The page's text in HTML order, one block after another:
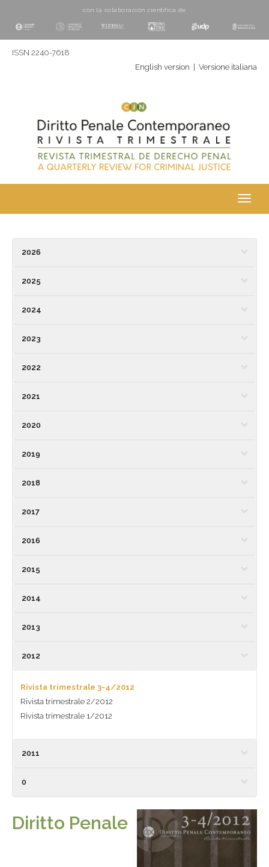
con la colaboración cientí­fica de
ISSN 2240-7618
English version
Versione italiana
2026
2025
2024
2023
2022
2021
2020
2019
2018
2017
2016
2015
2014
2013
2012
Rivista trimestrale 3-4/2012
Rivista trimestrale 2/2012
Rivista trimestrale 1/2012
2011
0
Diritto Penale